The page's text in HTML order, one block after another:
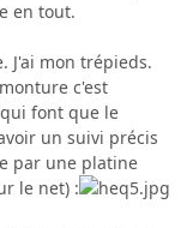
en tout.
J'ai mon trépieds.
c'est
font que le
un suivi précis
par une platine
le net) :